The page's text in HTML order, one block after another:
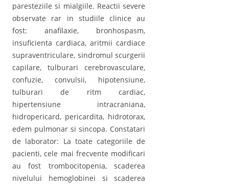
paresteziile si mialgiile. Reactii severe
observate rar in studiile clinice au
fost: anafilaxie, bronhospasm,
insuficienta cardiaca, aritmii cardiace
supraventriculare, sindromul scurgerii
capilare, tulburari cerebrovasculare,
confuzie, convulsii, hipotensiune,
tulburari de ritm cardiac,
hipertensiune intracraniana,
hidropericard, pericardita, hidrotorax,
edem pulmonar si sincopa. Constatari
de laborator: La toate categoriile de
pacienti, cele mai frecvente modificari
au fost trombocitopenia, scaderea
nivelului hemoglobinei si scaderea